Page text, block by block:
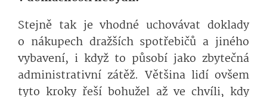
Stejně tak je vhodné uchovávat doklady
o nákupech dražších spotřebičů a jiného
vybavení, i když to působí jako zbytečná
administrativní zátěž. Většina lidí ovšem
tyto kroky řeší bohužel až ve chvíli, kdy